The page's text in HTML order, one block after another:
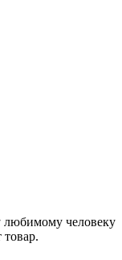
человеку
товар.